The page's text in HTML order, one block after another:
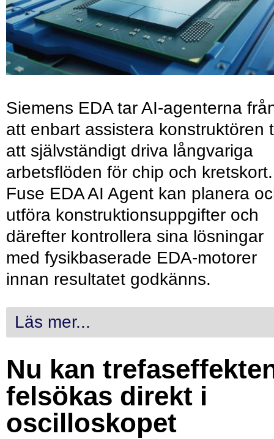
Siemens EDA tar AI-agenterna
att enbart assistera konstruktören
att självständigt driva långvariga
arbetsflöden för chip och kretskort.
Fuse EDA AI Agent kan planera
utföra konstruktionsuppgifter och
därefter kontrollera sina lösningar
med fysikbaserade EDA-motorer
innan resultatet godkänns.
Läs mer...
Nu kan
felsökas direkt i
oscilloskopet